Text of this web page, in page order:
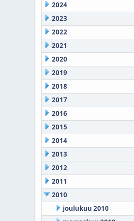
2024
2023
2022
2021
2020
2019
2018
2017
2016
2015
2014
2013
2012
2011
2010
joulukuu 2010